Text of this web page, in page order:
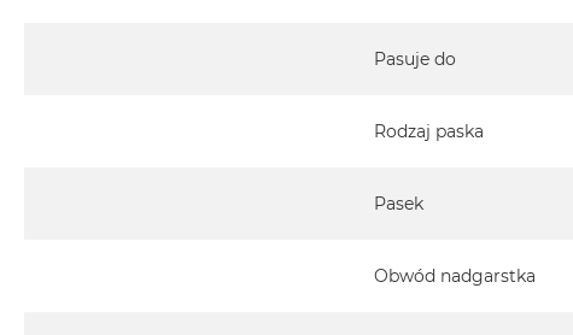
Pasuje do
Rodzaj paska
Pasek
Obwód nadgarstka